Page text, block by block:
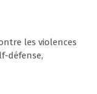
les violences
défense,